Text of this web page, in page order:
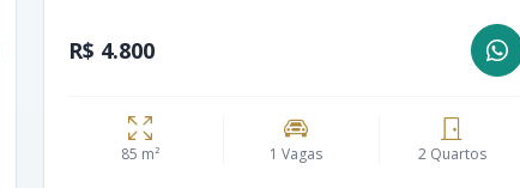
R$ 4.800
85 m² 1 Vagas 2 Quartos